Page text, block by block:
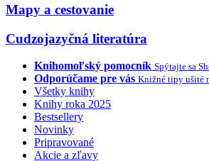
Mapy a cestovanie
Cudzojazyčná literatúra
Knihomoľský pomocník Spýtajte sa
Odporúčame pre vás Knižné tipy ušité
Všetky knihy
Knihy roka 2025
Bestsellery
Novinky
Pripravované
Akcie a zľavy